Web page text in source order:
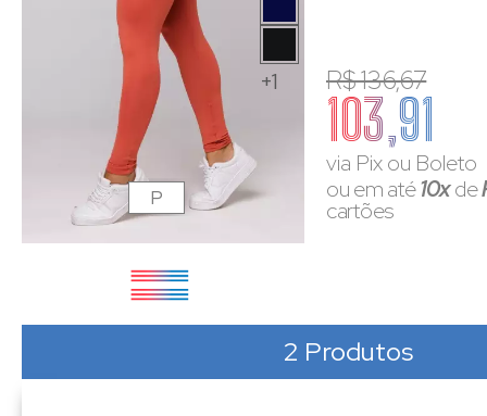
+1 R$ 136,67
103,91
via Pix ou Boleto
ou em até10xde
cartões
P
2 Produtos